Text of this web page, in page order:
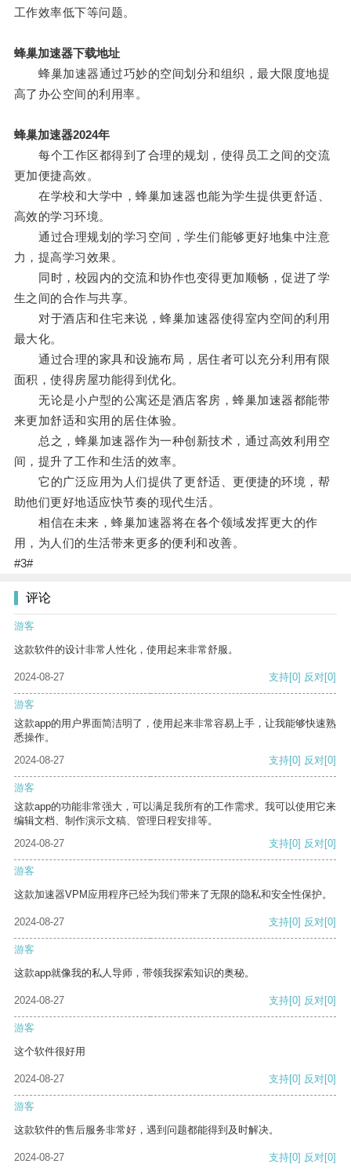
工作效率低下等问题。
蜂巢加速器下载地址
蜂巢加速器通过巧妙的空间划分和组织，最大限度地提
高了办公空间的利用率。
蜂巢加速器2024年
每个工作区都得到了合理的规划，使得员工之间的交流
更加便捷高效。
在学校和大学中，蜂巢加速器也能为学生提供更舒适、
高效的学习环境。
通过合理规划的学习空间，学生们能够更好地集中注意
力，提高学习效果。
同时，校园内的交流和协作也变得更加顺畅，促进了学
生之间的合作与共享。
对于酒店和住宅来说，蜂巢加速器使得室内空间的利用
最大化。
通过合理的家具和设施布局，居住者可以充分利用有限
面积，使得房屋功能得到优化。
无论是小户型的公寓还是酒店客房，蜂巢加速器都能带
来更加舒适和实用的居住体验。
总之，蜂巢加速器作为一种创新技术，通过高效利用空
间，提升了工作和生活的效率。
它的广泛应用为人们提供了更舒适、更便捷的环境，帮
助他们更好地适应快节奏的现代生活。
相信在未来，蜂巢加速器将在各个领域发挥更大的作
用，为人们的生活带来更多的便利和改善。
#3#
评论
游客
这款软件的设计非常人性化，使用起来非常舒服。
2024-08-27 支持[0] 反对[0]
游客
这款app的用户界面简洁明了，使用起来非常容易上手，让我能够快速熟
悉操作。
2024-08-27
支持[0] 反对[0]
游客
这款app的功能非常强大，可以满足我所有的工作需求。我可以使用它来
编辑文档、制作演示文稿、管理日程安排等。
2024-08-27
支持[0] 反对[0]
游客
这款加速器VPM应用程序已经为我们带来了无限的隐私和安全性保护。
2024-08-27 支持[0] 反对[0]
游客
这款app就像我的私人导师，带领我探索知识的奥秘。
2024-08-27 支持[0] 反对[0]
游客
这个软件很好用
2024-08-27 支持[0] 反对[0]
游客
这款软件的售后服务非常好，遇到问题都能得到及时解决。
2024-08-27 支持[0] 反对[0]